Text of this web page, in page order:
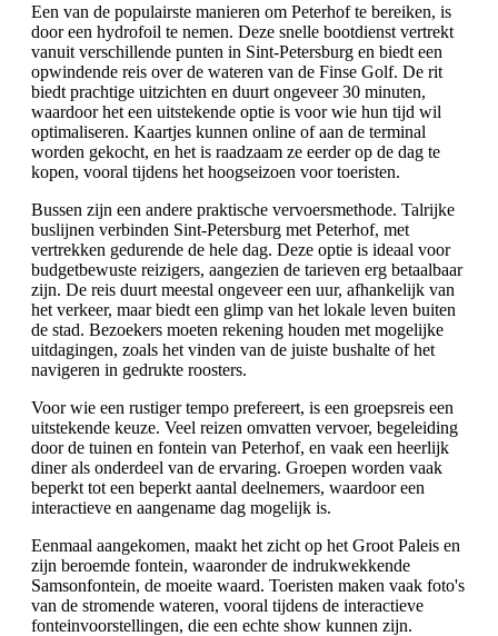
Een van de populairste manieren om Peterhof te bereiken, is
door een hydrofoil te nemen. Deze snelle bootdienst vertrekt
vanuit verschillende punten in Sint-Petersburg en biedt een
opwindende reis over de wateren van de Finse Golf. De rit
biedt prachtige uitzichten en duurt ongeveer 30 minuten,
waardoor het een uitstekende optie is voor wie hun tijd wil
optimaliseren. Kaartjes kunnen online of aan de terminal
worden gekocht, en het is raadzaam ze eerder op de dag te
kopen, vooral tijdens het hoogseizoen voor toeristen.
Bussen zijn een andere praktische vervoersmethode. Talrijke
buslijnen verbinden Sint-Petersburg met Peterhof, met
vertrekken gedurende de hele dag. Deze optie is ideaal voor
budgetbewuste reizigers, aangezien de tarieven erg betaalbaar
zijn. De reis duurt meestal ongeveer een uur, afhankelijk van
het verkeer, maar biedt een glimp van het lokale leven buiten
de stad. Bezoekers moeten rekening houden met mogelijke
uitdagingen, zoals het vinden van de juiste bushalte of het
navigeren in gedrukte roosters.
Voor wie een rustiger tempo prefereert, is een groepsreis een
uitstekende keuze. Veel reizen omvatten vervoer, begeleiding
door de tuinen en fontein van Peterhof, en vaak een heerlijk
diner als onderdeel van de ervaring. Groepen worden vaak
beperkt tot een beperkt aantal deelnemers, waardoor een
interactieve en aangename dag mogelijk is.
Eenmaal aangekomen, maakt het zicht op het Groot Paleis en
zijn beroemde fontein, waaronder de indrukwekkende
Samsonfontein, de moeite waard. Toeristen maken vaak foto's
van de stromende wateren, vooral tijdens de interactieve
fonteinvoorstellingen, die een echte show kunnen zijn.